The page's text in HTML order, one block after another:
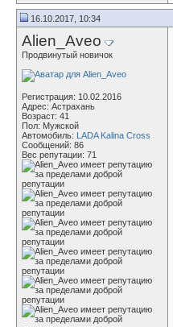
16.10.2017, 10:34
Alien_Aveo
Продвинутый новичок
Регистрация: 10.02.2016
Адрес: Астрахань
Возраст: 41
Пол: Мужской
Автомобиль: LADA Kalina Cross
Сообщений: 86
Вес репутации: 71